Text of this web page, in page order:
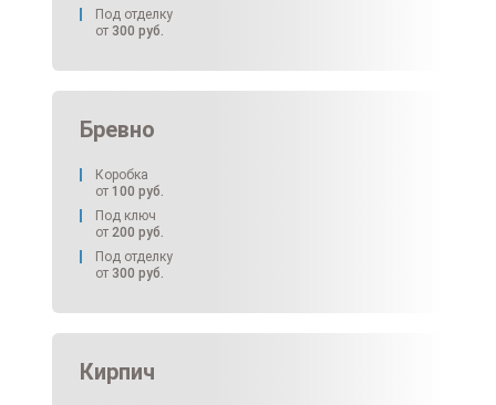
Под отделку
от 300 руб.
Бревно
Коробка
от 100 руб.
Под ключ
от 200 руб.
Под отделку
от 300 руб.
Кирпич